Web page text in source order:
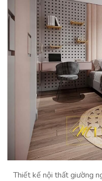
Thiết kế nội thất giường